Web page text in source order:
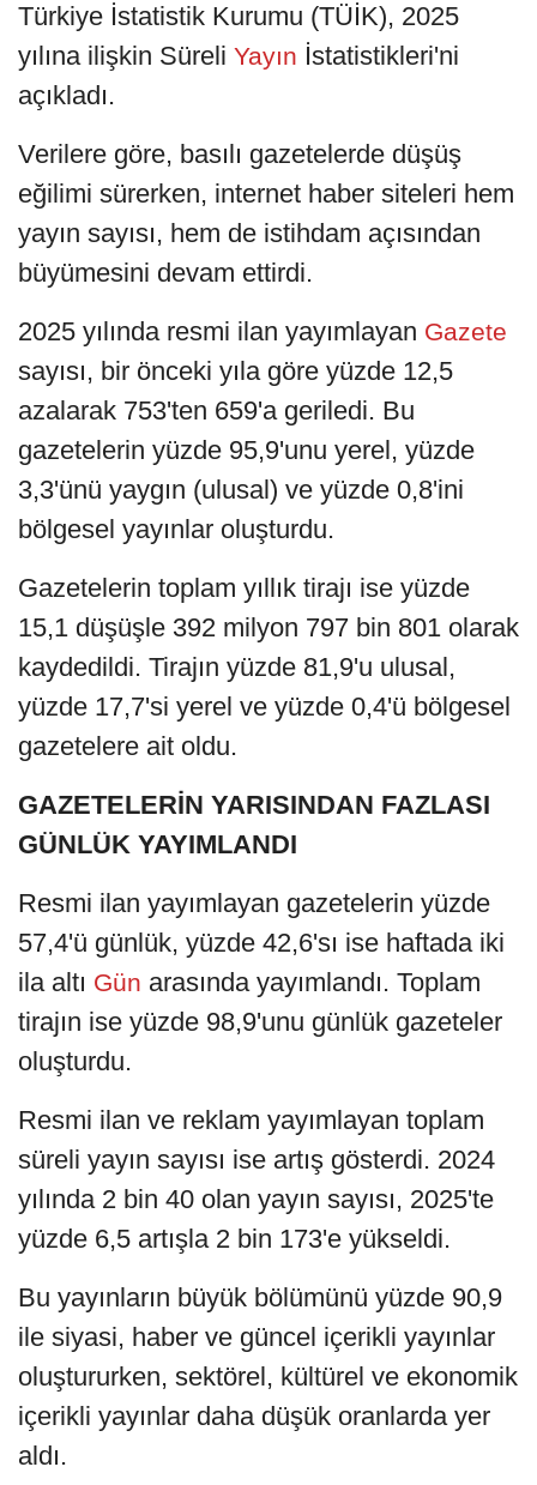
Türkiye İstatistik Kurumu (TÜİK), 2025
yılına ilişkin Süreli Yayın İstatistikleri'ni
açıkladı.
Verilere göre, basılı gazetelerde düşüş
eğilimi sürerken, internet haber siteleri hem
yayın sayısı, hem de istihdam açısından
büyümesini devam ettirdi.
2025 yılında resmi ilan yayımlayan Gazete
sayısı, bir önceki yıla göre yüzde 12,5
azalarak 753'ten 659'a geriledi. Bu
gazetelerin yüzde 95,9'unu yerel, yüzde
3,3'ünü yaygın (ulusal) ve yüzde 0,8'ini
bölgesel yayınlar oluşturdu.
Gazetelerin toplam yıllık tirajı ise yüzde
15,1 düşüşle 392 milyon 797 bin 801 olarak
kaydedildi. Tirajın yüzde 81,9'u ulusal,
yüzde 17,7'si yerel ve yüzde 0,4'ü bölgesel
gazetelere ait oldu.
GAZETELERİN YARISINDAN FAZLASI
GÜNLÜK YAYIMLANDI
Resmi ilan yayımlayan gazetelerin yüzde
57,4'ü günlük, yüzde 42,6'sı ise haftada iki
ila altı Gün arasında yayımlandı. Toplam
tirajın ise yüzde 98,9'unu günlük gazeteler
oluşturdu.
Resmi ilan ve reklam yayımlayan toplam
süreli yayın sayısı ise artış gösterdi. 2024
yılında 2 bin 40 olan yayın sayısı, 2025'te
yüzde 6,5 artışla 2 bin 173'e yükseldi.
Bu yayınların büyük bölümünü yüzde 90,9
ile siyasi, haber ve güncel içerikli yayınlar
oluştururken, sektörel, kültürel ve ekonomik
içerikli yayınlar daha düşük oranlarda yer
aldı.